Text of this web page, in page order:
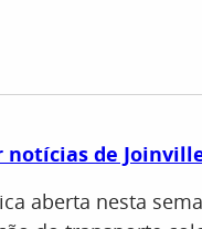
notícias de
aberta nesta